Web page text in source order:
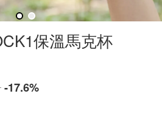
保溫馬克杯
-17.6%